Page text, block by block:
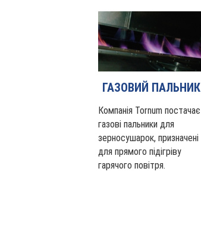
ГАЗОВИЙ ПАЛЬНИК
Компанія Tornum постачає
газові пальники для
зерносушарок, призначені
для прямого підігріву
гарячого повітря.